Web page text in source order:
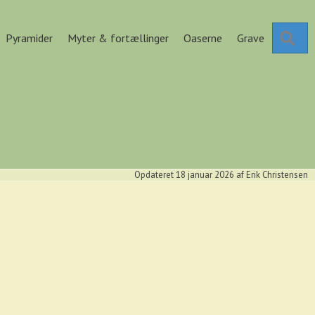
Pyramider Myter & fortællinger Oaserne Grave
Opdateret 18 januar 2026 af Erik Christensen